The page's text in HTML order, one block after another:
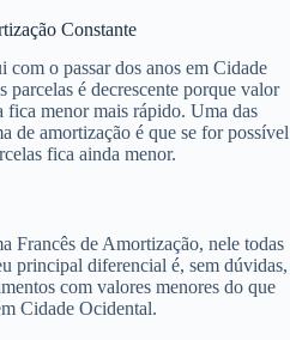
Constante
o passar dos anos em Cidade
parcelas é decrescente porque valor
menor mais rápido. Uma das
de amortização é que se for possível
fica ainda menor.
Francês de Amortização, nele todas
principal diferencial é, sem dúvidas,
com valores menores do que
Cidade Ocidental.